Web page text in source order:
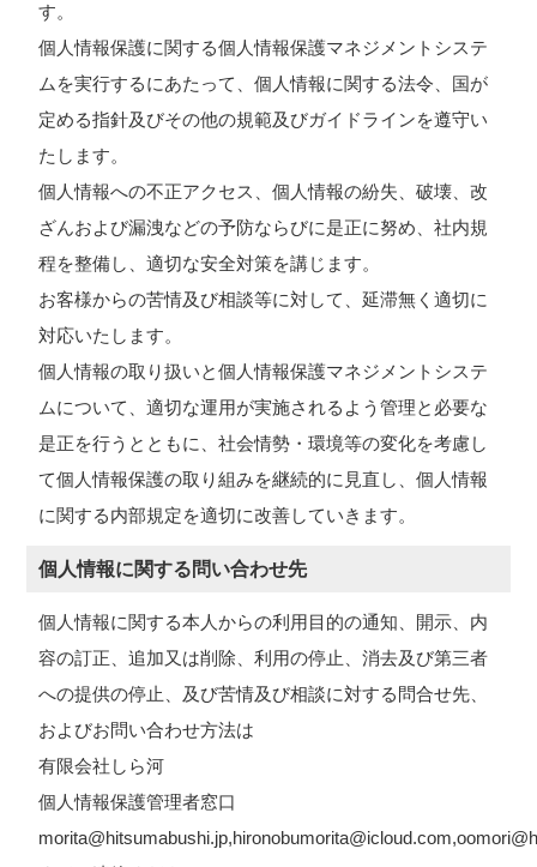
す。
個人情報保護に関する個人情報保護マネジメントシステ
ムを実行するにあたって、個人情報に関する法令、国が
定める指針及びその他の規範及びガイドラインを遵守い
たします。
個人情報への不正アクセス、個人情報の紛失、破壊、改
ざんおよび漏洩などの予防ならびに是正に努め、社内規
程を整備し、適切な安全対策を講じます。
お客様からの苦情及び相談等に対して、延滞無く適切に
対応いたします。
個人情報の取り扱いと個人情報保護マネジメントシステ
ムについて、適切な運用が実施されるよう管理と必要な
是正を行うとともに、社会情勢・環境等の変化を考慮し
て個人情報保護の取り組みを継続的に見直し、個人情報
に関する内部規定を適切に改善していきます。
個人情報に関する問い合わせ先
個人情報に関する本人からの利用目的の通知、開示、内
容の訂正、追加又は削除、利用の停止、消去及び第三者
への提供の停止、及び苦情及び相談に対する問合せ先、
およびお問い合わせ方法は
有限会社しら河
個人情報保護管理者窓口